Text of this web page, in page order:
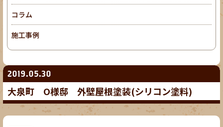
2019.05.30
大泉町 O様邸 外壁屋根塗装(シリコン塗料)
コラム
施工事例